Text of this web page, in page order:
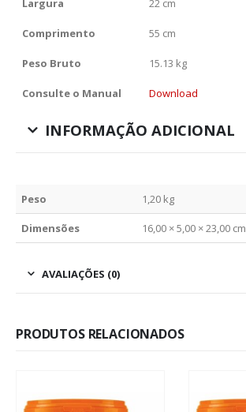
Largura 22 cm
Comprimento 55 cm
Peso Bruto 15.13 kg
Consulte o Manual Download
INFORMAÇÃO ADICIONAL
Peso 1,20 kg
Dimensões 16,00 × 5,00 × 23,00 cm
AVALIAÇÕES (0)
PRODUTOS RELACIONADOS